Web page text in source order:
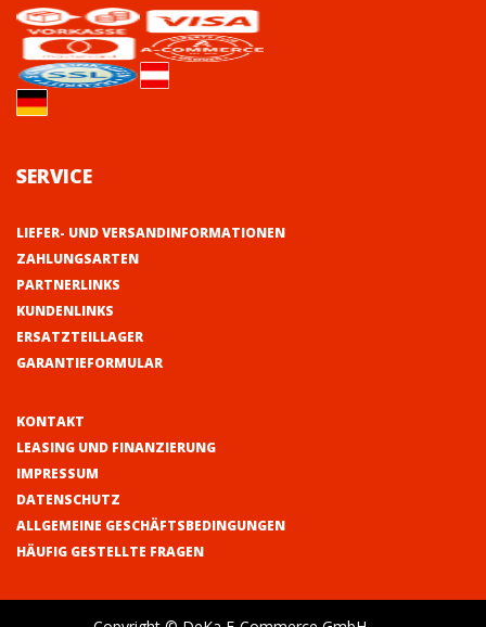
SERVICE
LIEFER- UND VERSANDINFORMATIONEN
ZAHLUNGSARTEN
PARTNERLINKS
KUNDENLINKS
ERSATZTEILLAGER
GARANTIEFORMULAR
KONTAKT
LEASING UND FINANZIERUNG
IMPRESSUM
DATENSCHUTZ
ALLGEMEINE GESCHÄFTSBEDINGUNGEN
HÄUFIG GESTELLTE FRAGEN